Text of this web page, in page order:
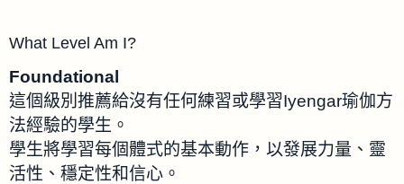
What Level Am I?
Foundational
這個級別推薦給沒有任何練習或學習Iyengar瑜伽方
法經驗的學生。
學生將學習每個體式的基本動作，以發展力量、靈
活性、穩定性和信心。